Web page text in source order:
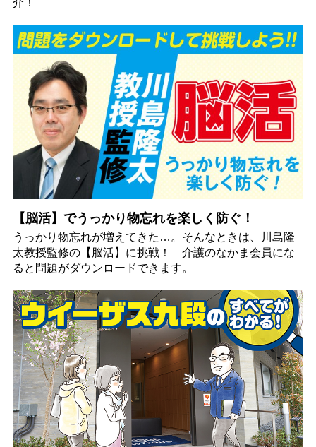
【脳活】でうっかり物忘れを楽しく防ぐ！
うっかり物忘れが増えてきた…。そんなときは、川島隆
太教授監修の【脳活】に挑戦！ 介護のなかま会員にな
ると問題がダウンロードできます。